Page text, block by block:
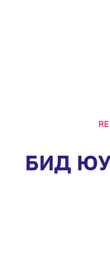
БИД